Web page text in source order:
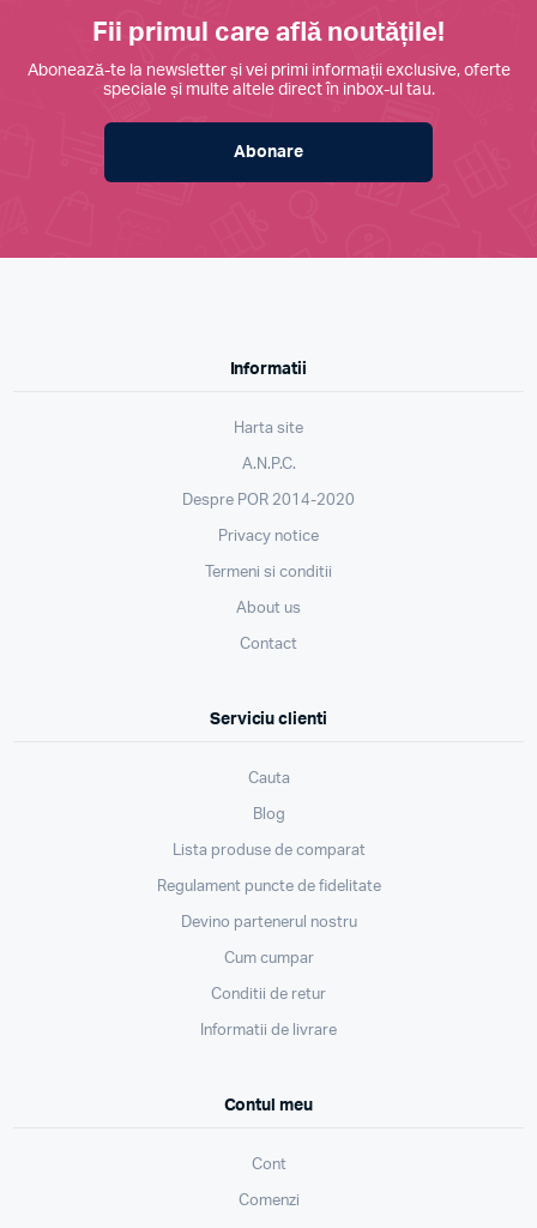
Fii primul care află noutățile!
Abonează-te la newsletter și vei primi informații exclusive, oferte
speciale și multe altele direct în inbox-ul tau.
Abonare
Informatii
Harta site
A.N.P.C.
Despre POR 2014-2020
Privacy notice
Termeni si conditii
About us
Contact
Serviciu clienti
Cauta
Blog
Lista produse de comparat
Regulament puncte de fidelitate
Devino partenerul nostru
Cum cumpar
Conditii de retur
Informatii de livrare
Contul meu
Cont
Comenzi